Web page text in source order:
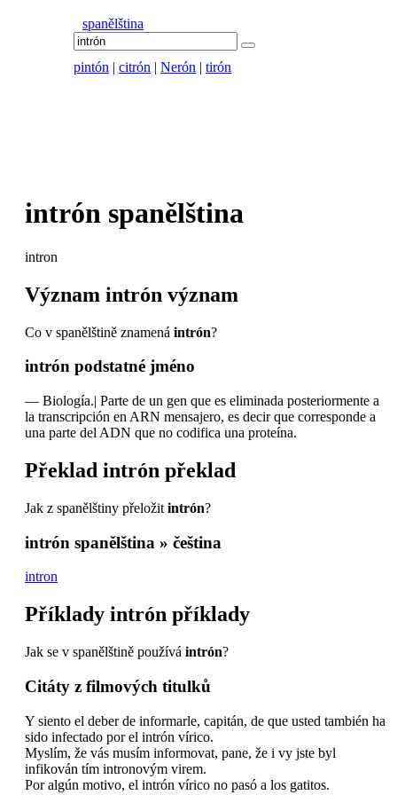
spanělština
pintón | citrón | Nerón | tirón
intrón spanělština
intron
Význam intrón význam
Co v spanělštině znamená intrón?
intrón podstatné jméno
— Biología.| Parte de un gen que es eliminada posteriormente a
la transcripción en ARN mensajero, es decir que corresponde a
una parte del ADN que no codifica una proteína.
Překlad intrón překlad
Jak z spanělštiny přeložit intrón?
intrón spanělština » čeština
intron
Příklady intrón příklady
Jak se v spanělštině používá intrón?
Citáty z filmových titulků
Y siento el deber de informarle, capitán, de que usted también ha
sido infectado por el intrón vírico.
Myslím, že vás musím informovat, pane, že i vy jste byl
infikován tím intronovým virem.
Por algún motivo, el intrón vírico no pasó a los gatitos.